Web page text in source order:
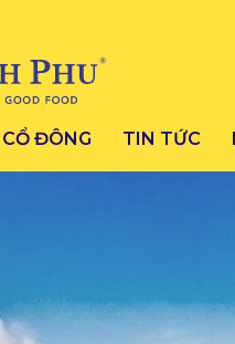
ĐÔNG TIN TỨC